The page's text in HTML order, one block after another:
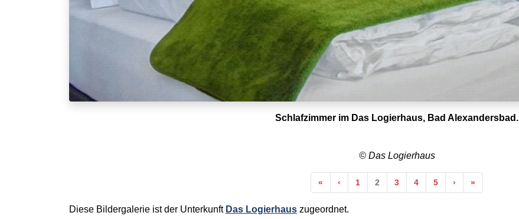
Schlafzimmer im Das Logierhaus, Bad Alexandersbad.
© Das Logierhaus
« Anfang
‹ Vorherige
1 2 3 4 5 › Nächste
»
Diese Bildergalerie ist der Unterkunft Das Logierhaus zugeordnet.